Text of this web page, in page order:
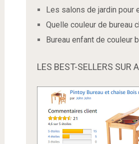
Les salons de jardin pour
Quelle couleur de bureau
Bureau enfant de couleur
LES BEST-SELLERS SUR